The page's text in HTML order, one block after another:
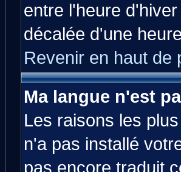
entre l'heure
décalée d'une
Revenir en haut de
Ma langue n'est
Les raisons les
n'a pas installé
pas encore traduit